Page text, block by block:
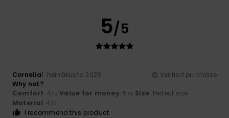
5/5
Cornelia1. heinäkuuta 2026
Verified purchase
Why not?
Comfort: 4/5 Value for money: 5 /5 Size: Perfect size
Material: 4 /5
I recommend this product